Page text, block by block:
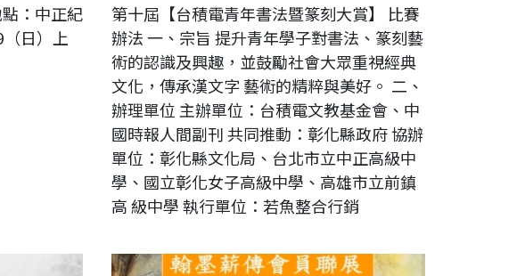
：中正紀
日）上
第十屆【台積電青年書法暨篆刻大賞】 比賽
辦法 一、宗旨 提升青年學子對書法、篆刻藝
術的認識及興趣，並鼓勵社會大眾重視經典
文化，傳承漢文字 藝術的精粹與美好。 二、
辦理單位 主辦單位：台積電文教基金會、中
國時報人間副刊 共同推動：彰化縣政府 協辦
單位：彰化縣文化局、台北市立中正高級中
學、國立彰化女子高級中學、高雄市立前鎮
高 級中學 執行單位：若魚整合行銷
典禮 傑閣書會翰墨薪傳會員聯展